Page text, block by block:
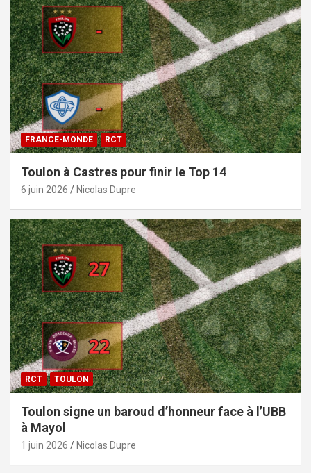
FRANCE-MONDE RCT
Toulon à Castres pour finir le Top 14
6 juin 2026 Nicolas Dupre
RCT TOULON
Toulon signe un baroud d’honneur face à l’UBB
à Mayol
1 juin 2026 Nicolas Dupre